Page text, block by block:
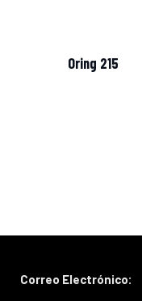
Oring 215
Correo Electrónico: